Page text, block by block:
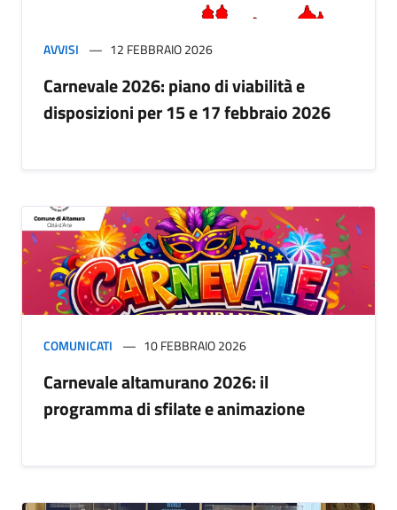
AVVISI 12 FEBBRAIO 2026
Carnevale 2026: piano di viabilità e
disposizioni per 15 e 17 febbraio 2026
COMUNICATI 10 FEBBRAIO 2026
Carnevale altamurano 2026: il
programma di sfilate e animazione